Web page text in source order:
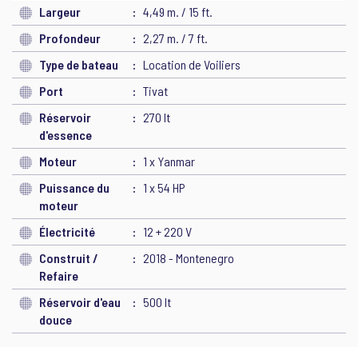
Largeur
4,49 m. / 15 ft.
Profondeur
2,27 m. / 7 ft.
Type de bateau
Location de Voiliers
Port
Tivat
Réservoir
d'essence
270 lt
Moteur
1 x Yanmar
Puissance du
moteur
1 x 54 HP
Électricité
12 + 220 V
Construit /
Refaire
2018 - Montenegro
Réservoir d'eau
douce
500 lt